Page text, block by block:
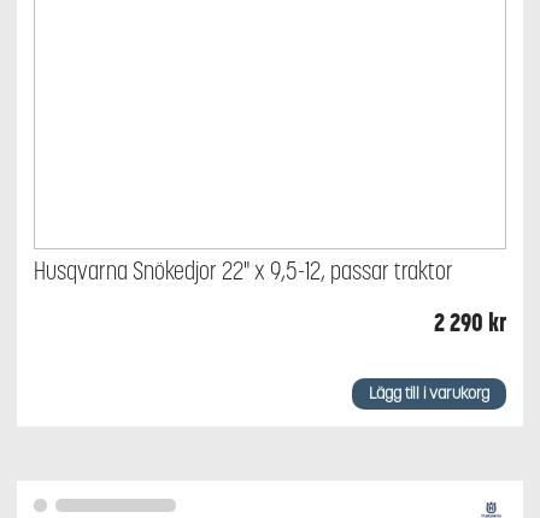
Husqvarna Snökedjor 22" x 9,5-12, passar traktor
2 290 kr
Lägg till i varukorg